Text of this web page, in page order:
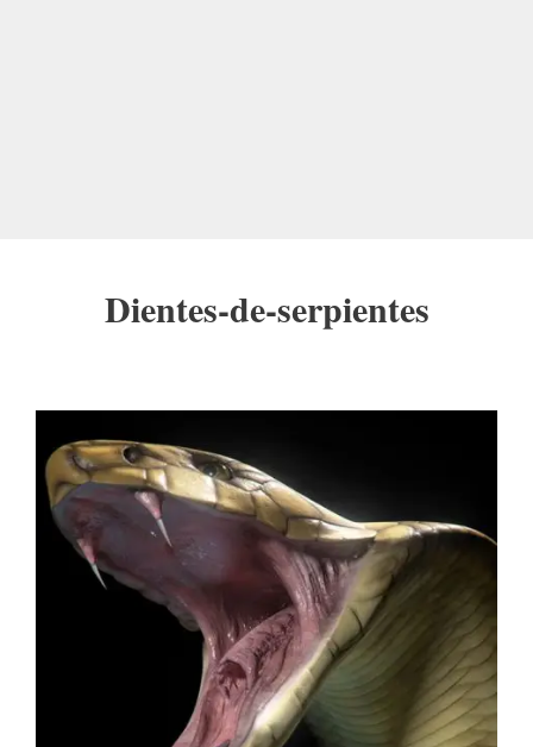
Dientes-de-serpientes